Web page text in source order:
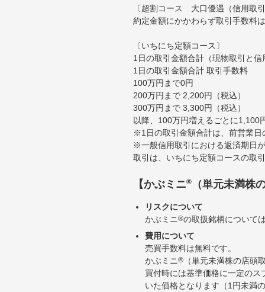
〔超割コース 大口優遇（信用取
約定金額にかかわらず取引手数料
〔いちにち定額コース〕
1日の取引金額合計（現物取引と
1日の取引金額合計 取引手数料
100万円まで0円
200万円まで 2,200円（税込）
300万円まで 3,300円（税込）
以降、100万円増えるごとに1,100
※1日の取引金額合計は、前営業日
※一般信用取引における返済期日
取引は、いちにち定額コースの取
【かぶミニ® （単元未満株
リスクについて
かぶミニ®の取扱銘柄について
費用について
売買手数料は無料です。
かぶミニ®
（単元未満株の店頭
買付時には基準価格に一定の
いた価格となります（1円未満